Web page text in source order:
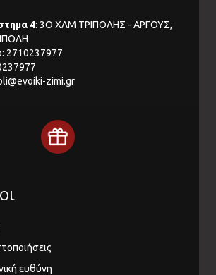
4: 3Ο ΧΛΜ ΤΡΙΠΟΛΗΣ - ΑΡΓΟΥΣ,
2710237977
zimi.gr
ευθύνη